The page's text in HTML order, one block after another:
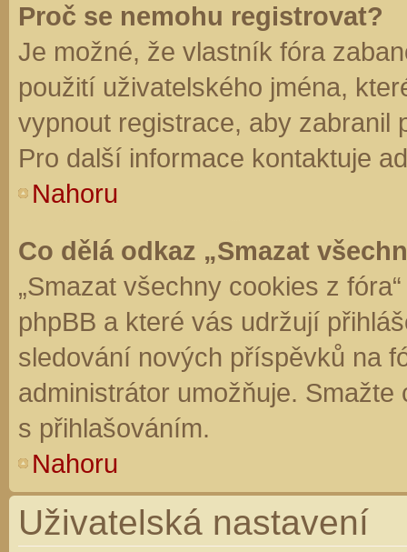
Proč se nemohu registrovat?
Je možné, že vlastník fóra
použití uživatelského jména,
vypnout registrace, aby zabranil
Pro další informace kontaktuje
Nahoru
Co dělá odkaz „Smazat
„Smazat všechny cookies z
phpBB a které vás udržují
sledování nových příspěvků na
administrátor umožňuje.
s přihlašováním.
Nahoru
Uživatelská nastavení